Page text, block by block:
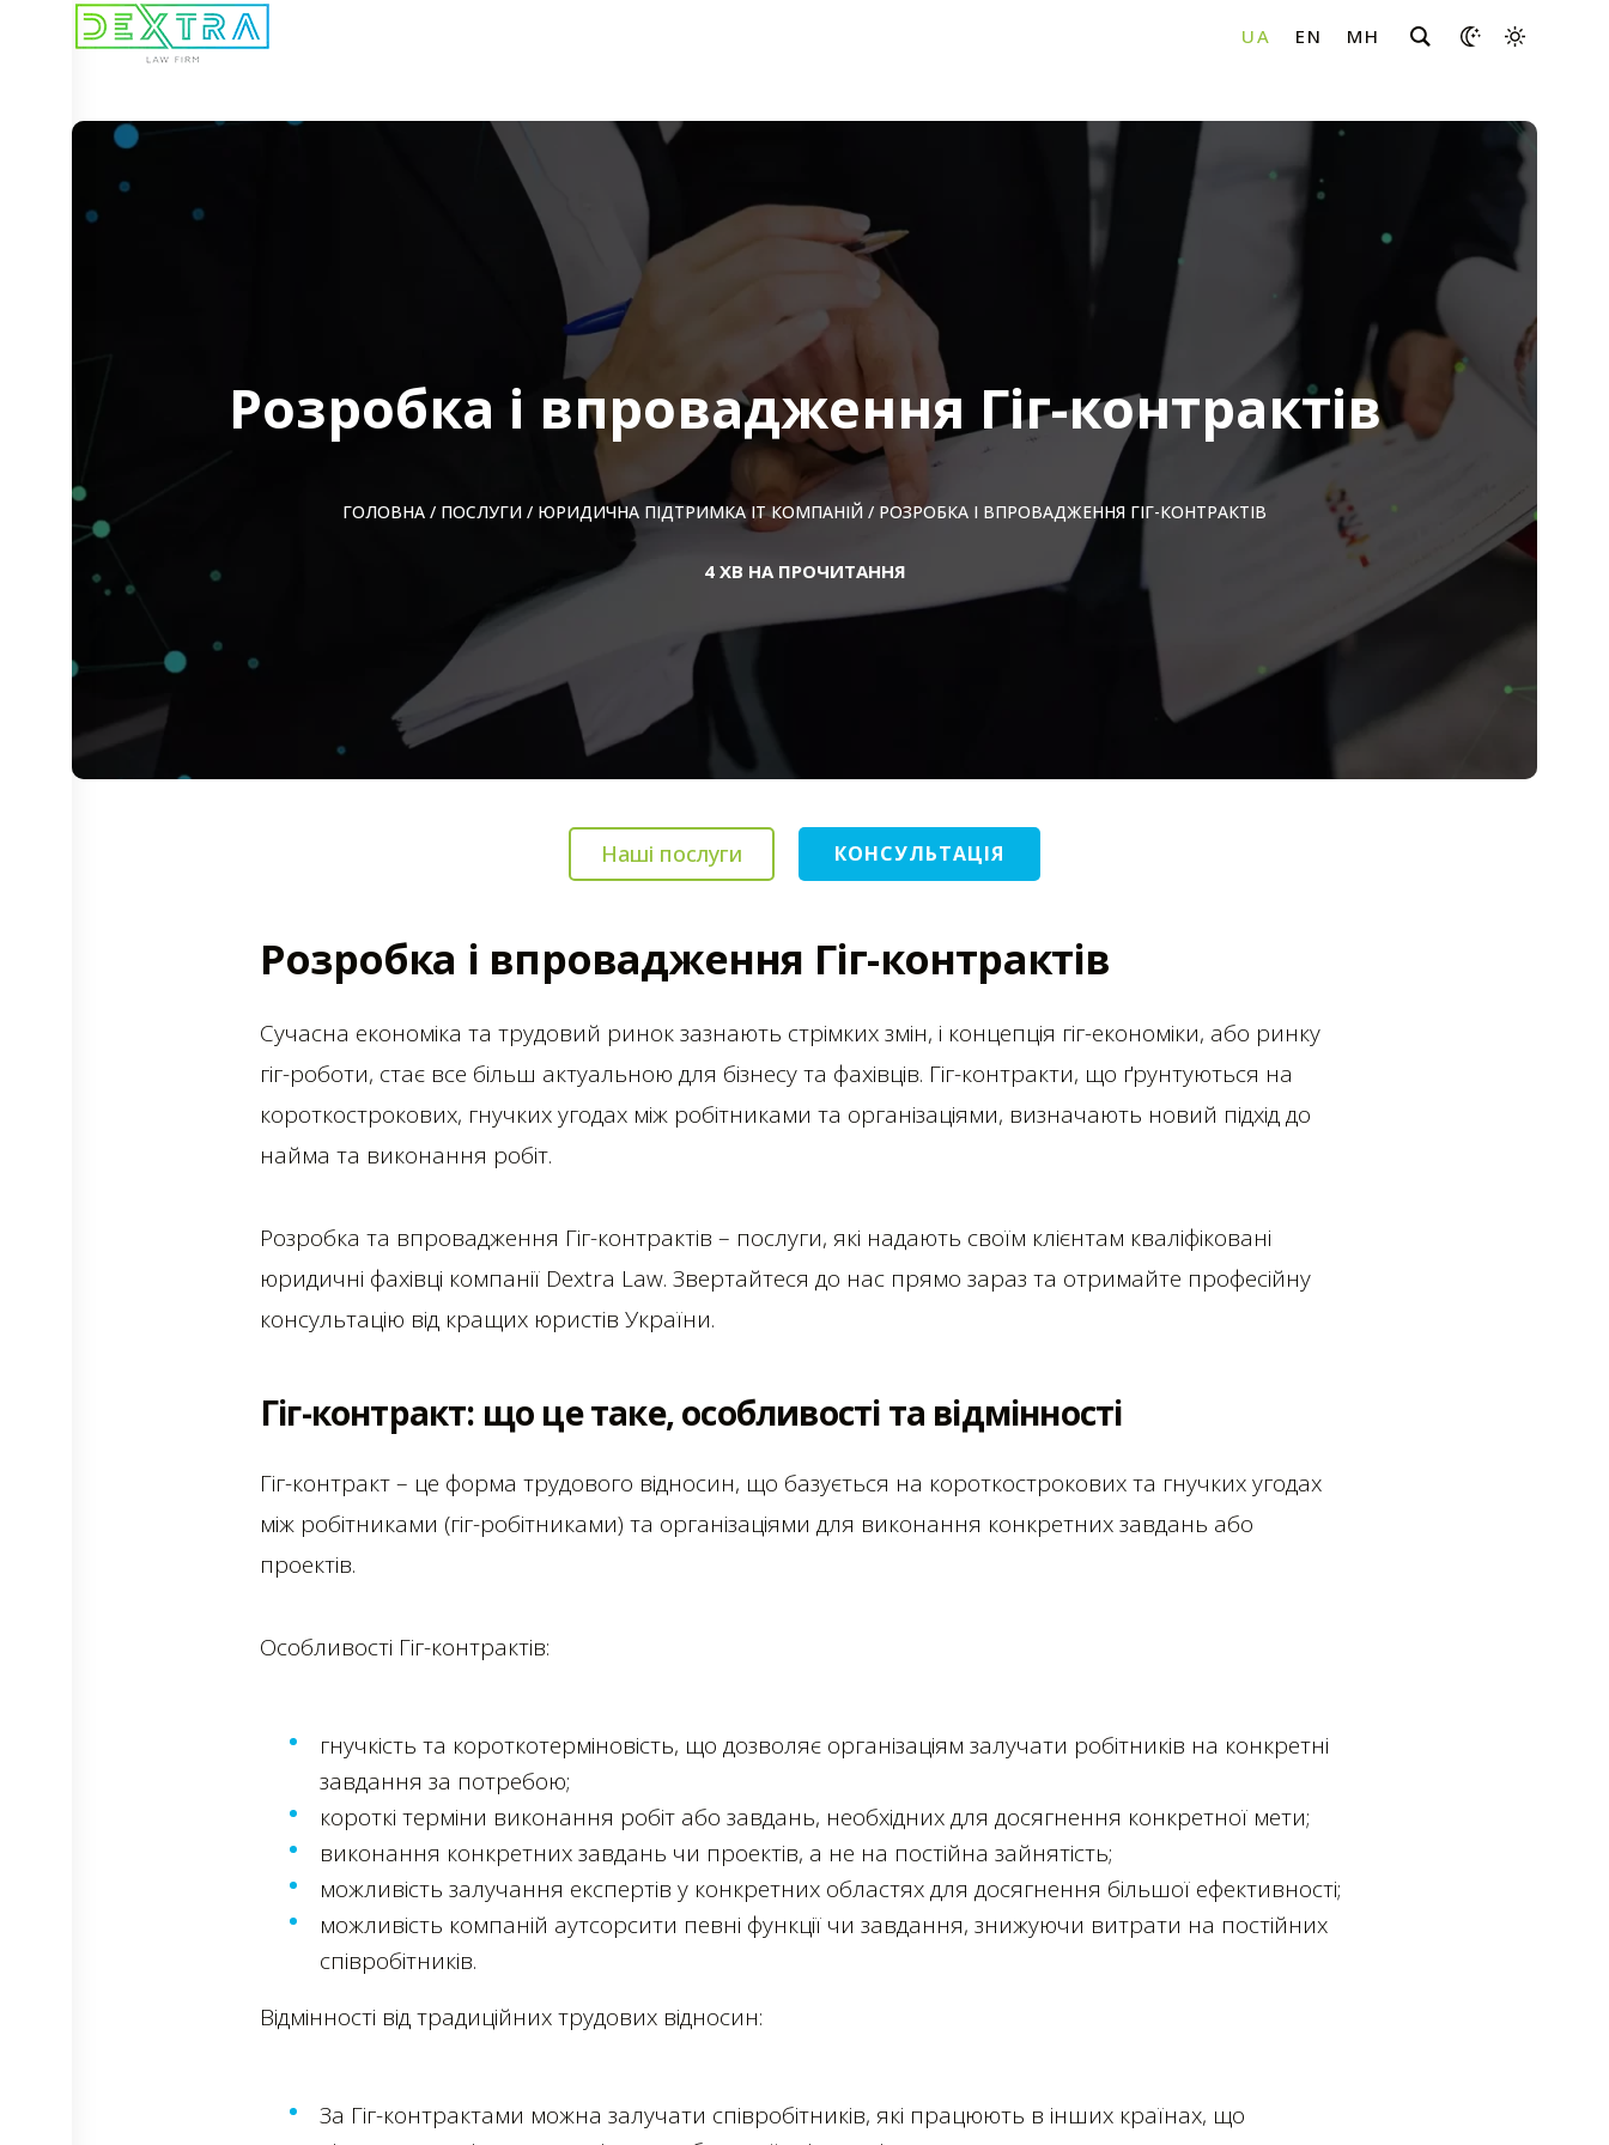
Розробка і впровадження Гіг-контрактів
ГОЛОВНА / ПОСЛУГИ / ЮРИДИЧНА ПІДТРИМКА ІТ КОМПАНІЙ / РОЗРОБКА І ВПРОВАДЖЕННЯ ГІГ-КОНТРАКТІВ
4 ХВ НА ПРОЧИТАННЯ
Наші послуги КОНСУЛЬТАЦІЯ
Розробка і впровадження Гіг-контрактів
Сучасна економіка та трудовий ринок зазнають стрімких змін, і концепція гіг-економіки, або ринку
гіг-роботи, стає все більш актуальною для бізнесу та фахівців. Гіг-контракти, що ґрунтуються на
короткострокових, гнучких угодах між робітниками та організаціями, визначають новий підхід до
найма та виконання робіт.
Розробка та впровадження Гіг-контрактів – послуги, які надають своїм клієнтам кваліфіковані
юридичні фахівці компанії Dextra Law. Звертайтеся до нас прямо зараз та отримайте професійну
консультацію від кращих юристів України.
Гіг-контракт: що це таке, особливості та відмінності
Гіг-контракт – це форма трудового відносин, що базується на короткострокових та гнучких угодах
між робітниками (гіг-робітниками) та організаціями для виконання конкретних завдань або
проектів.
Особливості Гіг-контрактів:
гнучкість та короткотерміновість, що дозволяє організаціям залучати робітників на конкретні
завдання за потребою;
короткі терміни виконання робіт або завдань, необхідних для досягнення конкретної мети;
виконання конкретних завдань чи проектів, а не на постійна зайнятість;
можливість залучання експертів у конкретних областях для досягнення більшої ефективності;
можливість компаній аутсорсити певні функції чи завдання, знижуючи витрати на постійних
співробітників.
Відмінності від традиційних трудових відносин:
За Гіг-контрактами можна залучати співробітників, які працюють в інших країнах, що